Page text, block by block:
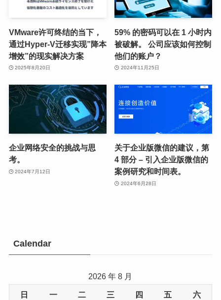
VMware许可终结的当下，
通过Hyper-V迁移实现”降本
增效”的现实解决方案
2025年8月20日
59% 的密码可以在 1 小时内
被破解。 公司应该如何控制
他们的账户？
2024年11月25日
企业网络安全的挑战与思
考。
2024年7月12日
关于企业版微信的建议，第
4 部分 – 引入企业版微信的
案例研究和时间表。
2024年6月28日
Calendar
2026 年 8 月
日 一 二 三 四 五 六